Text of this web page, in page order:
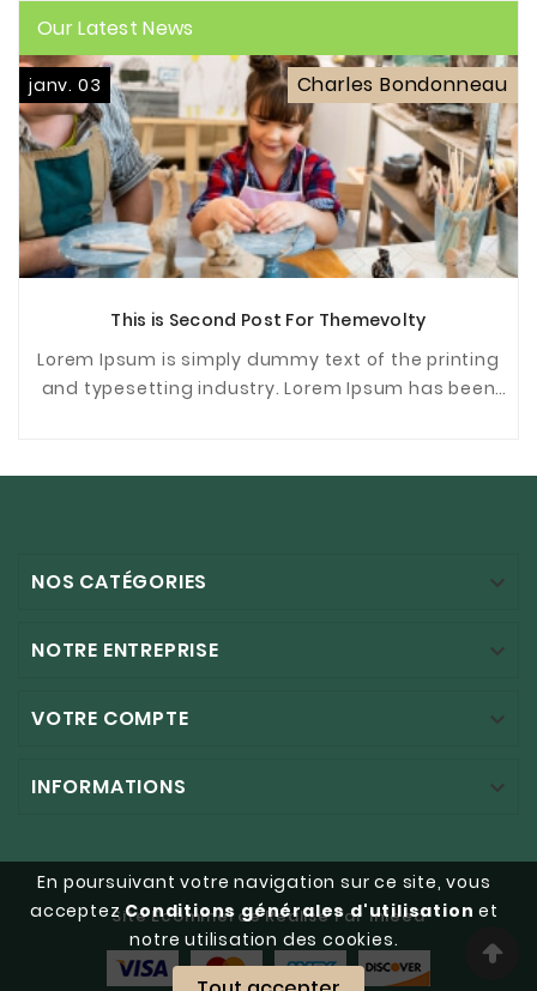
En poursuivant votre navigation sur ce site, vous
acceptezConditions générales d'utilisationet
notre utilisation des cookies.
Our Latest News
janv. 03 Charles Bondonneau
This is Second Post For Themevolty
Lorem Ipsum is simply dummy text of the printing
and typesetting industry. Lorem Ipsum has been
NOS CATÉGORIES 
NOTRE ENTREPRISE 
VOTRE COMPTE 
INFORMATIONS 
Site Ecommerce Réalisé Par Inleed